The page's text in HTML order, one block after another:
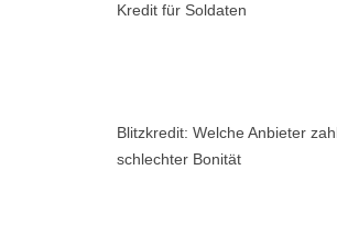
Kredit für Soldaten
Blitzkredit: Welche Anbieter
schlechter Bonität